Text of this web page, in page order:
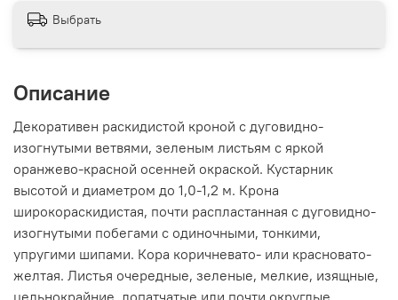
Выбрать
Описание
Декоративен раскидистой кроной с дуговидно-
изогнутыми ветвями, зеленым листьям с яркой
оранжево-красной осенней окраской. Кустарник
высотой и диаметром до 1,0-1,2 м. Крона
широкораскидистая, почти распластанная с дуговидно-
изогнутыми побегами с одиночными, тонкими,
упругими шипами. Кора коричневато- или красновато-
желтая. Листья очередные, зеленые, мелкие, изящные,